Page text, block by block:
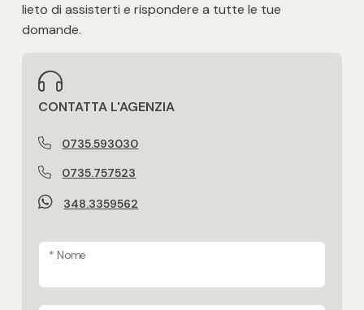
lieto di assisterti e rispondere a tutte le tue
domande.
CONTATTA L'AGENZIA
0735.593030
0735.757523
348.3359562
* Nome
Posto auto/Box
Balcone/Terrazzo
Ascensore
Arredato
Nuova costruzione
Lusso